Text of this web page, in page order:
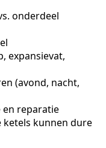
onderdeel
expansievat,
(avond, nacht,
en reparatie
ketels kunnen dure